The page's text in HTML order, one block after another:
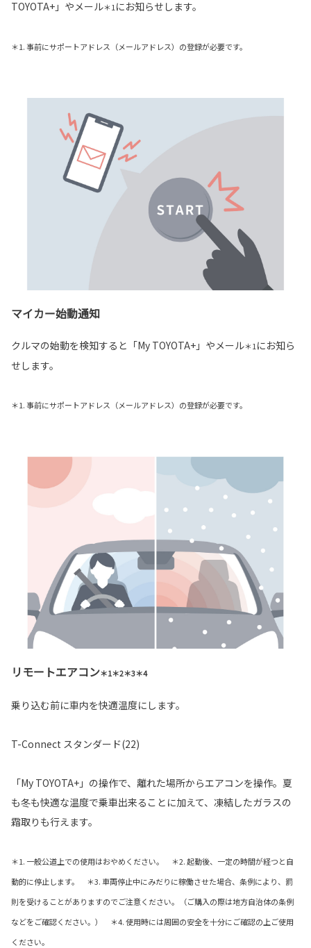
TOYOTA+」やメール＊1 にお知らせします。
＊1. 事前にサポートアドレス（メールアドレス）の登録が必要です。
マイカー始動通知
クルマの始動を検知すると「My TOYOTA+」やメール＊1 にお知ら
せします。
＊1. 事前にサポートアドレス（メールアドレス）の登録が必要です。
リモートエアコン＊1＊2＊3＊4
乗り込む前に車内を快適温度にします。
T-Connect スタンダード(22)
「My TOYOTA+」の操作で、離れた場所からエアコンを操作。夏
も冬も快適な温度で乗車出来ることに加えて、凍結したガラスの
霜取りも行えます。
＊1. 一般公道上での使用はおやめください。 ＊2. 起動後、一定の時間が経つと自
動的に停止します。 ＊3. 車両停止中にみだりに稼働させた場合、条例により、罰
則を受けることがありますのでご注意ください。（ご購入の際は地方自治体の条例
などをご確認ください。） ＊4. 使用時には周囲の安全を十分にご確認の上ご使用
ください。